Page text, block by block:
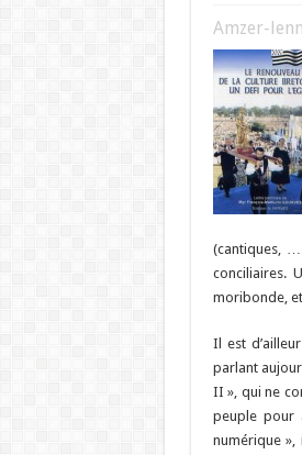
Amzer-
(cantiques,
conciliaires.
moribonde,
Il est
parlant
II », qui ne
peuple pour
numérique